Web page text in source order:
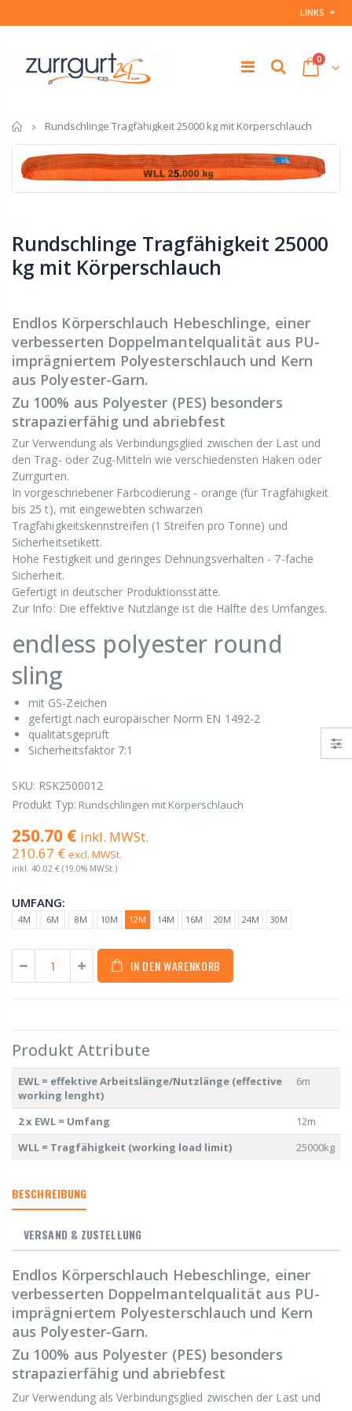
LINKS
0
Startseite
Rundschlinge Tragfähigkeit 25000 kg mit Körperschlauch
Rundschlinge Tragfähigkeit 25000
kg mit Körperschlauch
Endlos Körperschlauch Hebeschlinge, einer
verbesserten Doppelmantelqualität aus PU-
imprägniertem Polyesterschlauch und Kern
aus Polyester-Garn.
Zu 100% aus Polyester (PES) besonders
strapazierfähig und abriebfest
Zur Verwendung als Verbindungsglied zwischen der Last und
den Trag- oder Zug-Mitteln wie verschiedensten Haken oder
Zurrgurten.
In vorgeschriebener Farbcodierung - orange (für Tragfähigkeit
bis 25 t), mit eingewebten schwarzen
Tragfähigkeitskennstreifen (1 Streifen pro Tonne) und
Sicherheitsetikett.
Hohe Festigkeit und geringes Dehnungsverhalten - 7-fache
Sicherheit.
Gefertigt in deutscher Produktionsstätte.
Zur Info: Die effektive Nutzlänge ist die Hälfte des Umfanges.
endless polyester round
sling
mit GS-Zeichen
gefertigt nach europäischer Norm EN 1492-2
qualitätsgeprüft
Sicherheitsfaktor 7:1
SKU: RSK2500012
Produkt Typ: Rundschlingen mit Körperschlauch
250.70 € inkl. MWSt.
210.67 € excl. MWSt.
inkl. 40.02 € (19.0% MWSt.)
UMFANG:
4M 6M 8M 10M 12M 14M 16M 20M 24M 30M
IN DEN WARENKORB
Produkt Attribute
EWL = effektive Arbeitslänge/Nutzlänge (effective
working lenght)
6m
2 x EWL = Umfang
12m
WLL = Tragfähigkeit (working load limit)
25000kg
BESCHREIBUNG
VERSAND & ZUSTELLUNG
Endlos Körperschlauch Hebeschlinge, einer
verbesserten Doppelmantelqualität aus PU-
imprägniertem Polyesterschlauch und Kern
aus Polyester-Garn.
Zu 100% aus Polyester (PES) besonders
strapazierfähig und abriebfest
Zur Verwendung als Verbindungsglied zwischen der Last und